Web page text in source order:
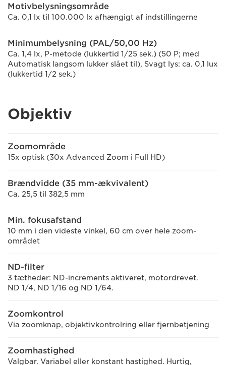
Motivbelysningsområde
Ca. 0,1 lx til 100.000 lx afhængigt af indstillingerne
Minimumbelysning (PAL/50,00 Hz)
Ca. 1,4 lx, P-metode (lukkertid 1/25 sek.) (50 P; med
Automatisk langsom lukker slået til), Svagt lys: ca. 0,1 lux
(lukkertid 1/2 sek.)
Objektiv
Zoomområde
15x optisk (30x Advanced Zoom i Full HD)
Brændvidde (35 mm-ækvivalent)
Ca. 25,5 til 382,5 mm
Min. fokusafstand
10 mm i den videste vinkel, 60 cm over hele zoom-
området
ND-filter
3 tætheder: ND-increments aktiveret, motordrevet.
ND 1/4, ND 1/16 og ND 1/64.
Zoomkontrol
Via zoomknap, objektivkontrolring eller fjernbetjening
Zoomhastighed
Valgbar. Variabel eller konstant hastighed. Hurtig,